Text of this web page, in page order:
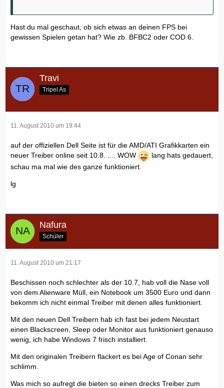
Hast du mal geschaut, ob sich etwas an deinen FPS bei
gewissen Spielen getan hat? Wie zb. BFBC2 oder COD 6.
Travi
Tripel As
11. August 2010 um 19:44
auf der offiziellen Dell Seite ist für die AMD/ATI Grafikkarten ein
neuer Treiber online seit 10.8. .... WOW
lang hats gedauert,
schau ma mal wie des ganze funktioniert.
lg
Nafura
Schüler
11. August 2010 um 21:17
Beschissen noch schlechter als der 10.7, hab voll die Nase voll
von dem Alienware Müll, ein Notebook um 3500 Euro und dann
bekomm ich nicht einmal Treiber mit denen alles funktioniert.
Mit den neuen Dell Treibern hab ich fast bei jedem Neustart
einen Blackscreen, Sleep oder Monitor aus funktioniert genauso
wenig, ich habe Windows 7 frisch installiert.
Mit den originalen Treibern flackert es bei Age of Conan sehr
schlimm.
Was mich so aufregt die bieten so einen drecks Treiber zum